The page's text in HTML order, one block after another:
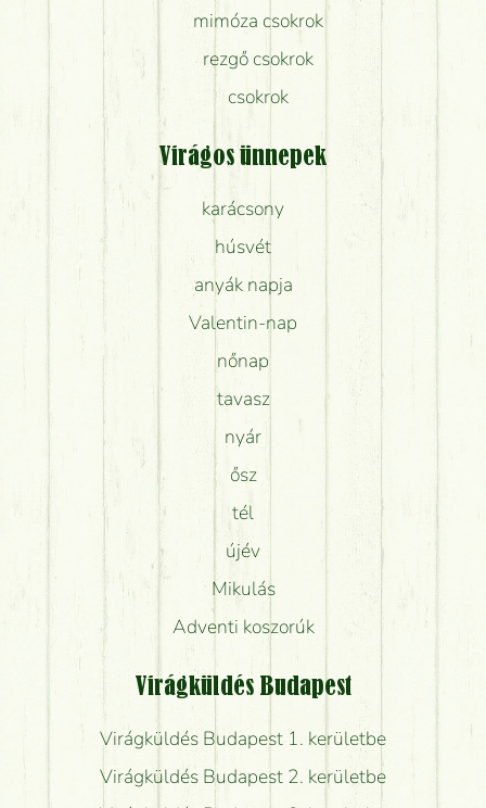
mimóza csokrok
rezgő csokrok
csokrok
Virágos ünnepek
karácsony
húsvét
anyák napja
Valentin-nap
nőnap
tavasz
nyár
ősz
tél
újév
Mikulás
Adventi koszorúk
Virágküldés Budapest
Virágküldés Budapest 1. kerületbe
Virágküldés Budapest 2. kerületbe